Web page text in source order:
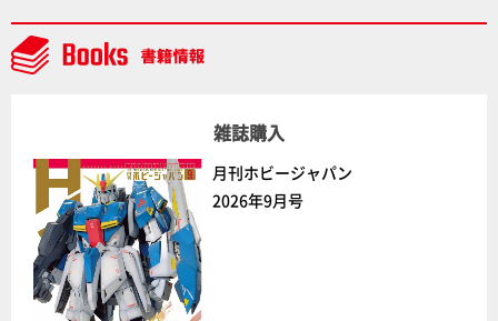
NEWITEM】
雑誌購入
月刊ホビージャパン
2026年9月号